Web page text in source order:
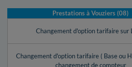
Prestations à Vouziers (08)
Changement d'option tarifaire sur
Changement d'option tarifaire ( Base ou
changement de compteur